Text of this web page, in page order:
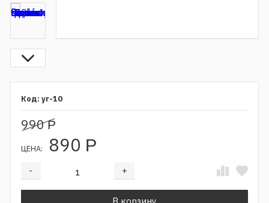
уг-10
990Р
ЦЕНА: 890 Р
- +
Добавляется...
Добавлен